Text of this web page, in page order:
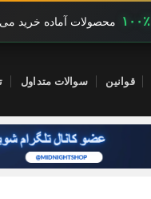
۱۰۰٪ محصولات آماده خرید
قوانین سوالات متداول